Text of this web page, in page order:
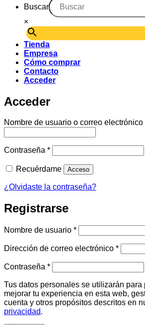
Buscar
×
Tienda
Empresa
Cómo comprar
Contacto
Acceder
Acceder
Nombre de usuario o correo electrónico
Contraseña *Obligatorio
Recuérdame Acceso
¿Olvidaste la contraseña?
Registrarse
Nombre de usuario *Obligatorio
Dirección de correo electrónico *
Contraseña *Obligatorio
Tus datos personales se utilizarán para
mejorar tu experiencia en esta web,
cuenta y otros propósitos descritos en
privacidad.